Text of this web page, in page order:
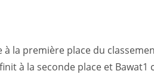
à la première place du
à la seconde place et